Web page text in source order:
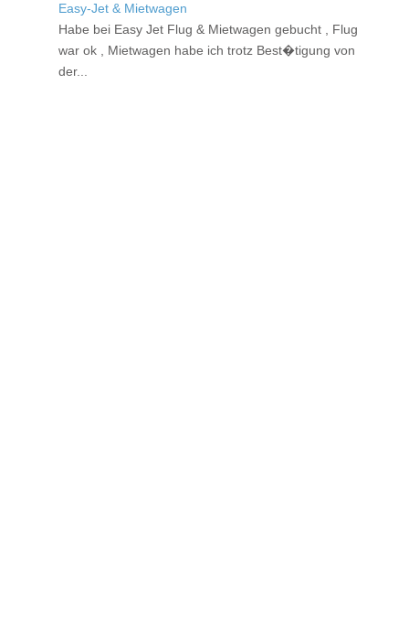
Easy-Jet & Mietwagen
Habe bei Easy Jet Flug & Mietwagen gebucht , Flug
war ok , Mietwagen habe ich trotz Best�tigung von
der...